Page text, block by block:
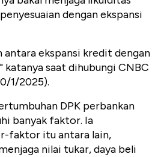
dengan ekspansi
antara ekspansi kredit dengan
katanya saat dihubungi CNBC
1/2025).
DPK perbankan
banyak faktor. Ia
faktor itu antara lain,
nilai tukar, daya beli